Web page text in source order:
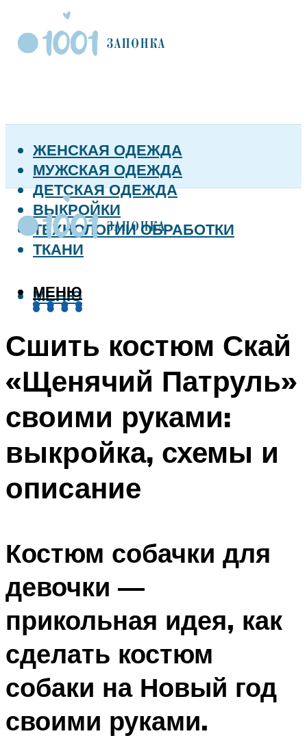
ЖЕНСКАЯ ОДЕЖДА
МУЖСКАЯ ОДЕЖДА
ДЕТСКАЯ ОДЕЖДА
ВЫКРОЙКИ
ТЕХНОЛОГИИ ОБРАБОТКИ
ТКАНИ
МЕНЮ
МЕНЮ
Сшить костюм Скай
«Щенячий Патруль»
своими руками:
выкройка, схемы и
описание
Костюм собачки для
девочки —
прикольная идея, как
сделать костюм
собаки на Новый год
своими руками.